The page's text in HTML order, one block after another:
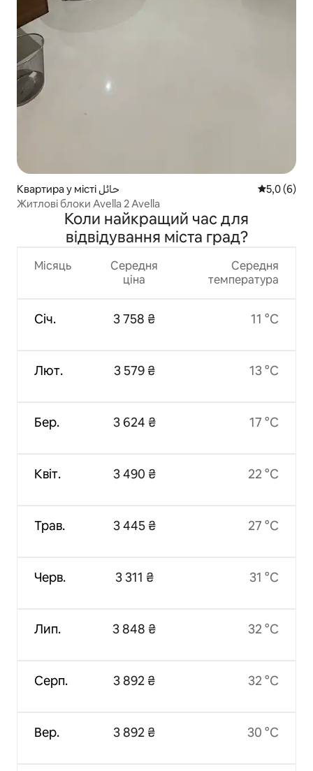
Квартира у місті حائل Середня
5,0 (6)
Житлові блоки Avella 2 Avella
Коли найкращий час для
відвідування міста град?
Місяць
Січ.
Лют.
Бер.
Квіт.
Трав.
Черв.
Лип.
Серп.
Вер.
Середня
ціна
3 758 ₴
3 579 ₴
3 624 ₴
3 490 ₴
3 445 ₴
3 311 ₴
3 848 ₴
3 892 ₴
3 892 ₴
Середня
температура
11 °C
13 °C
17 °C
22 °C
27 °C
31 °C
32 °C
32 °C
30 °C